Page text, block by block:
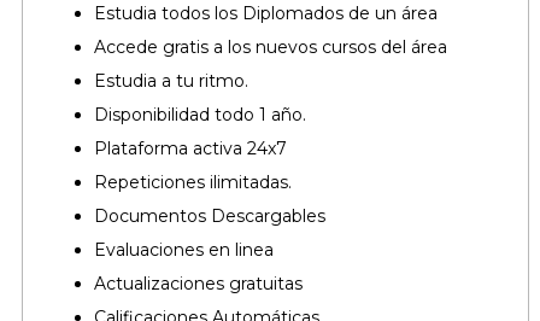
Estudia todos los Diplomados de un área​
Accede gratis a los nuevos cursos del área​
Estudia a tu ritmo.
Disponibilidad todo 1 año.
Plataforma activa 24x7
Repeticiones ilimitadas.
Documentos Descargables
Evaluaciones en linea
Actualizaciones gratuitas